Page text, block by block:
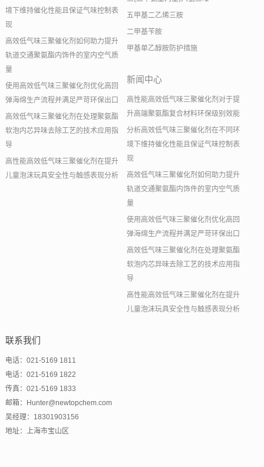
境下维持催化性能且保证气味控制表
现
高效低气味三聚催化剂如何助力提升
轨道交通聚氨酯内饰件的室内空气质
量
使用高效低气味三聚催化剂优化高回
弹海绵生产流程并满足严苛环保出口
高效低气味三聚催化剂在处理聚氨酯
软泡内芯异味去除工艺的技术应用指
导
高性能高效低气味三聚催化剂在提升
儿童泡沫玩具安全性与触感表现分析
五甲基二乙烯三胺
二甲基苄胺
甲基单乙醇胺防护措施
新闻中心
高性能高效低气味三聚催化剂对于提
升高端聚氨酯复合材料环保级别效能
分析高效低气味三聚催化剂在不同环
境下维持催化性能且保证气味控制表
现
高效低气味三聚催化剂如何助力提升
轨道交通聚氨酯内饰件的室内空气质
量
使用高效低气味三聚催化剂优化高回
弹海绵生产流程并满足严苛环保出口
高效低气味三聚催化剂在处理聚氨酯
软泡内芯异味去除工艺的技术应用指
导
高性能高效低气味三聚催化剂在提升
儿童泡沫玩具安全性与触感表现分析
联系我们
电话：021-5169 1811
电话：021-5169 1822
传真：021-5169 1833
邮箱：Hunter@newtopchem.com
吴经理：18301903156
地址：上海市宝山区